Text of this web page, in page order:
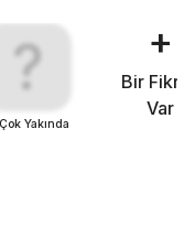
?
Yakında
+
Bir
Var